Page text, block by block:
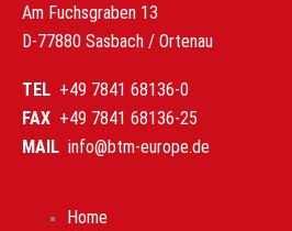
Am Fuchsgraben 13
D-77880 Sasbach / Ortenau
TEL +49 7841 68136-0
FAX +49 7841 68136-25
MAIL info@btm-europe.de
Home